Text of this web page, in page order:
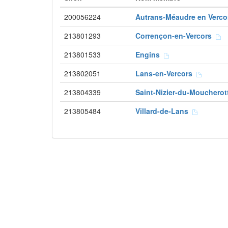
200056224
Autrans-Méaudre en
213801293
Corrençon-en-Vercors
213801533
Engins
213802051
Lans-en-Vercors
213804339
Saint-Nizier-du-
213805484
Villard-de-Lans